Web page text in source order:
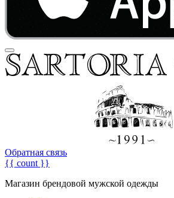
Обратная связь
{{ count }}
Магазин брендовой мужской одежды